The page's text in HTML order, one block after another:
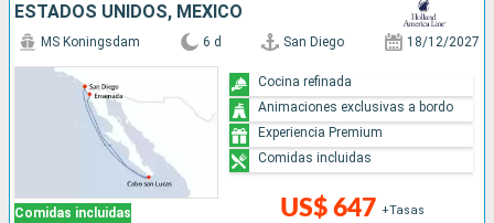
ESTADOS UNIDOS, MÉXICO
Comidas incluidas
MS Koningsdam 6 d San Diego 18/12/2027
US$ 647 +Tasas
Cocina refinada
Animaciones exclusivas a bordo
Experiencia Premium
Comidas incluidas